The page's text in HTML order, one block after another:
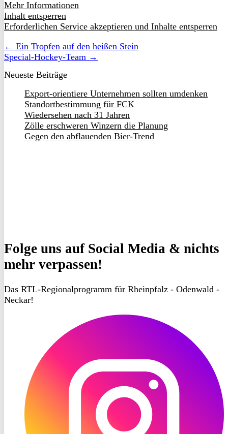
Mehr Informationen
Inhalt entsperren
Erforderlichen Service akzeptieren und Inhalte entsperren
← Ein Tropfen auf den heißen Stein
Special-Hockey-Team →
Neueste Beiträge
Export-orientiere Unternehmen sollten umdenken
Standortbestimmung für FCK
Wiedersehen nach 31 Jahren
Zölle erschweren Winzern die Planung
Gegen den abflauenden Bier-Trend
Folge uns auf Social Media & nichts
mehr verpassen!
Das RTL-Regionalprogramm für Rheinpfalz - Odenwald -
Neckar!
Instagram